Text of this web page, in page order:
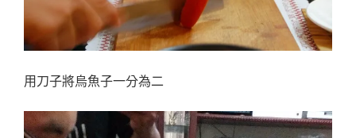
用刀子將烏魚子一分為二